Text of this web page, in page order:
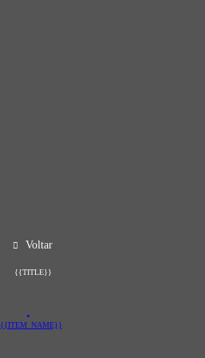
Voltar
{{TITLE}}
{{ITEM_NAME}}